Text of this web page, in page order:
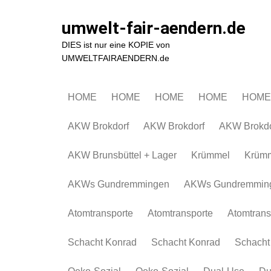
umwelt-fair-aendern.de
DIES ist nur eine KOPIE von
UMWELTFAIRAENDERN.de
HOME HOME HOME HOME HOME
AKW Brokdorf AKW Brokdorf AKW
AKW Brunsbüttel + Lager Krümmel
AKWs Gundremmingen AKWs
Atomtransporte Atomtransporte
Schacht Konrad Schacht Konrad